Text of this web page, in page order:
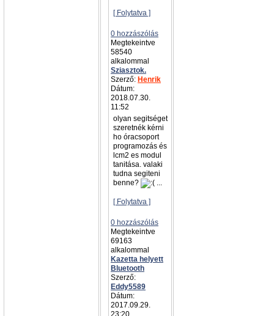
[ Folytatva ]
0 hozzászólás
Megtekeintve
58540
alkalommal
Sziasztok.
Szerző: Henrik
Dátum:
2018.07.30.
11:52
olyan segitséget
szeretnék kérni
ho óracsoport
programozás és
lcm2 es modul
tanitása. valaki
tudna segiteni
benne?
...
[ Folytatva ]
0 hozzászólás
Megtekeintve
69163
alkalommal
Kazetta helyett
Bluetooth
Szerző:
Eddy5589
Dátum:
2017.09.29.